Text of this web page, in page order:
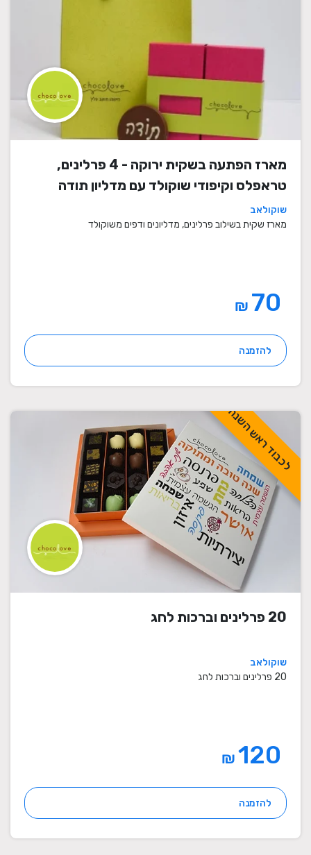
מארז הפתעה בשקית ירוקה - 4 פרלינים,
טראפלס וקיפודי שוקולד עם מדליון תודה
שוקולאב
מארז שקית בשילוב פרלינים, מדליונים ודפים משוקולד
₪
להזמנה
לכבוד ראש השנה
20 פרלינים וברכות לחג
שוקולאב
20 פרלינים וברכות לחג
₪
להזמנה